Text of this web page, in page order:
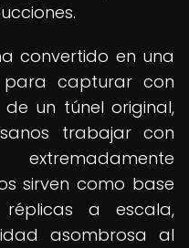
convertido en una
para capturar con
un túnel original,
trabajar con
sirven como base
a escala,
asombrosa al